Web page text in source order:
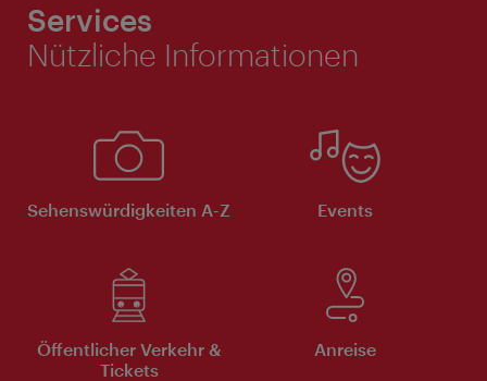
Services
Nützliche Informationen
Sehenswürdigkeiten A-Z Events
Öffentlicher Verkehr &
Tickets
Anreise